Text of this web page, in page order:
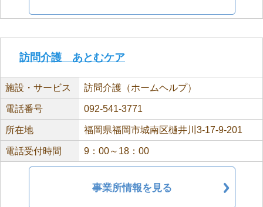
訪問介護 あとむケア
施設・サービス 訪問介護（ホームヘルプ）
電話番号 092-541-3771
所在地 福岡県福岡市城南区樋井川3-17-9-201
電話受付時間 9：00～18：00
事業所情報を見る